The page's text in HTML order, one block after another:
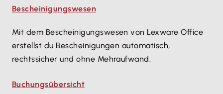
Bescheinigungswesen
Mit dem Bescheinigungswesen von Lexware Office
erstellst du Bescheinigungen automatisch,
rechtssicher und ohne Mehraufwand.
Buchungsübersicht